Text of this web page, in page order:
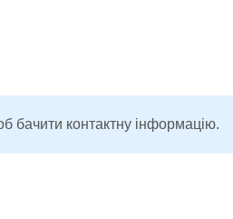
бачити контактну інформацію.